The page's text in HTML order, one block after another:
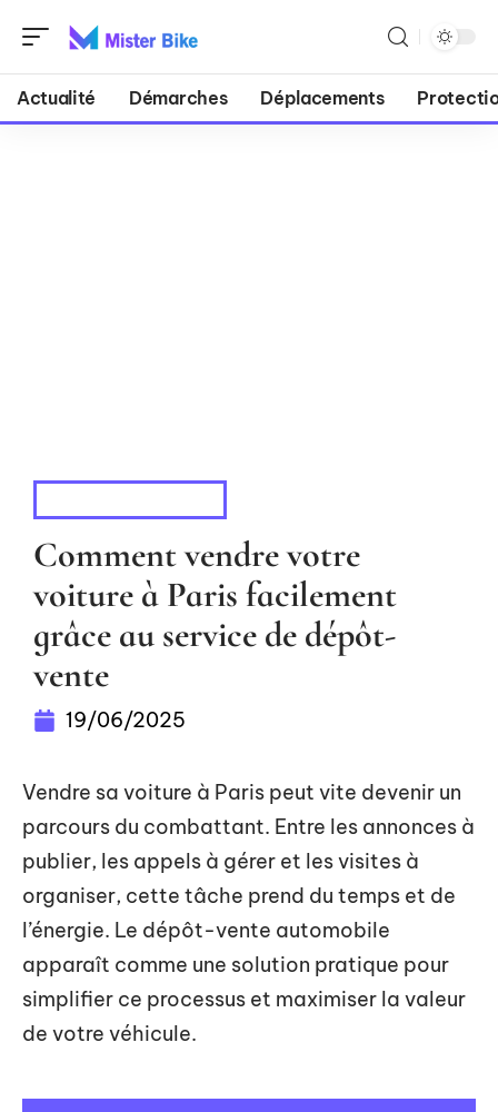
Actualité Démarches Déplacements
Comment vendre votre
voiture à Paris facilement
grâce au service de dépôt-
vente
19/06/2025
Vendre sa voiture à Paris peut vite devenir un
parcours du combattant. Entre les annonces à
publier, les appels à gérer et les visites à
organiser, cette tâche prend du temps et de
l’énergie. Le dépôt-vente automobile
apparaît comme une solution pratique pour
simplifier ce processus et maximiser la valeur
de votre véhicule.